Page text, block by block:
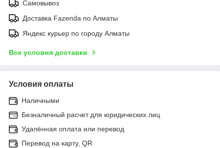
Самовывоз
Доставка Fazenda по Алматы
Яндекс курьер по городу Алматы
Все условия доставки
Условия оплаты
Наличными
Безналичный расчет для юридических лиц
Удалённая оплата или перевод
Перевод на карту, QR